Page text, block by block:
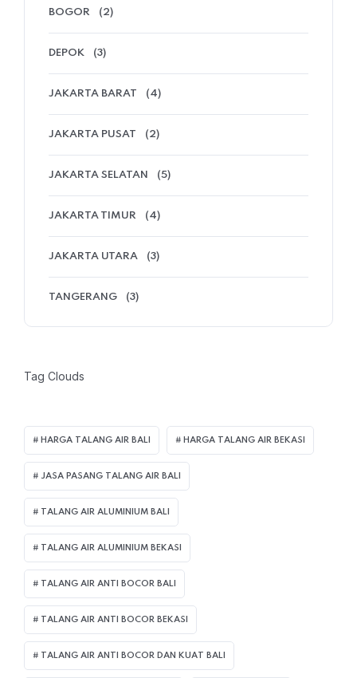
BOGOR (2)
DEPOK (3)
JAKARTA BARAT (4)
JAKARTA PUSAT (2)
JAKARTA SELATAN (5)
JAKARTA TIMUR (4)
JAKARTA UTARA (3)
TANGERANG (3)
Tag Clouds
HARGA TALANG AIR BALI HARGA TALANG AIR BEKASI
JASA PASANG TALANG AIR BALI
TALANG AIR ALUMINIUM BALI
TALANG AIR ALUMINIUM BEKASI
TALANG AIR ANTI BOCOR BALI
TALANG AIR ANTI BOCOR BEKASI
TALANG AIR ANTI BOCOR DAN KUAT BALI